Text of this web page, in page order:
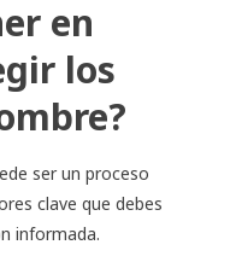
en
los
ser un proceso
clave que debes
informada.